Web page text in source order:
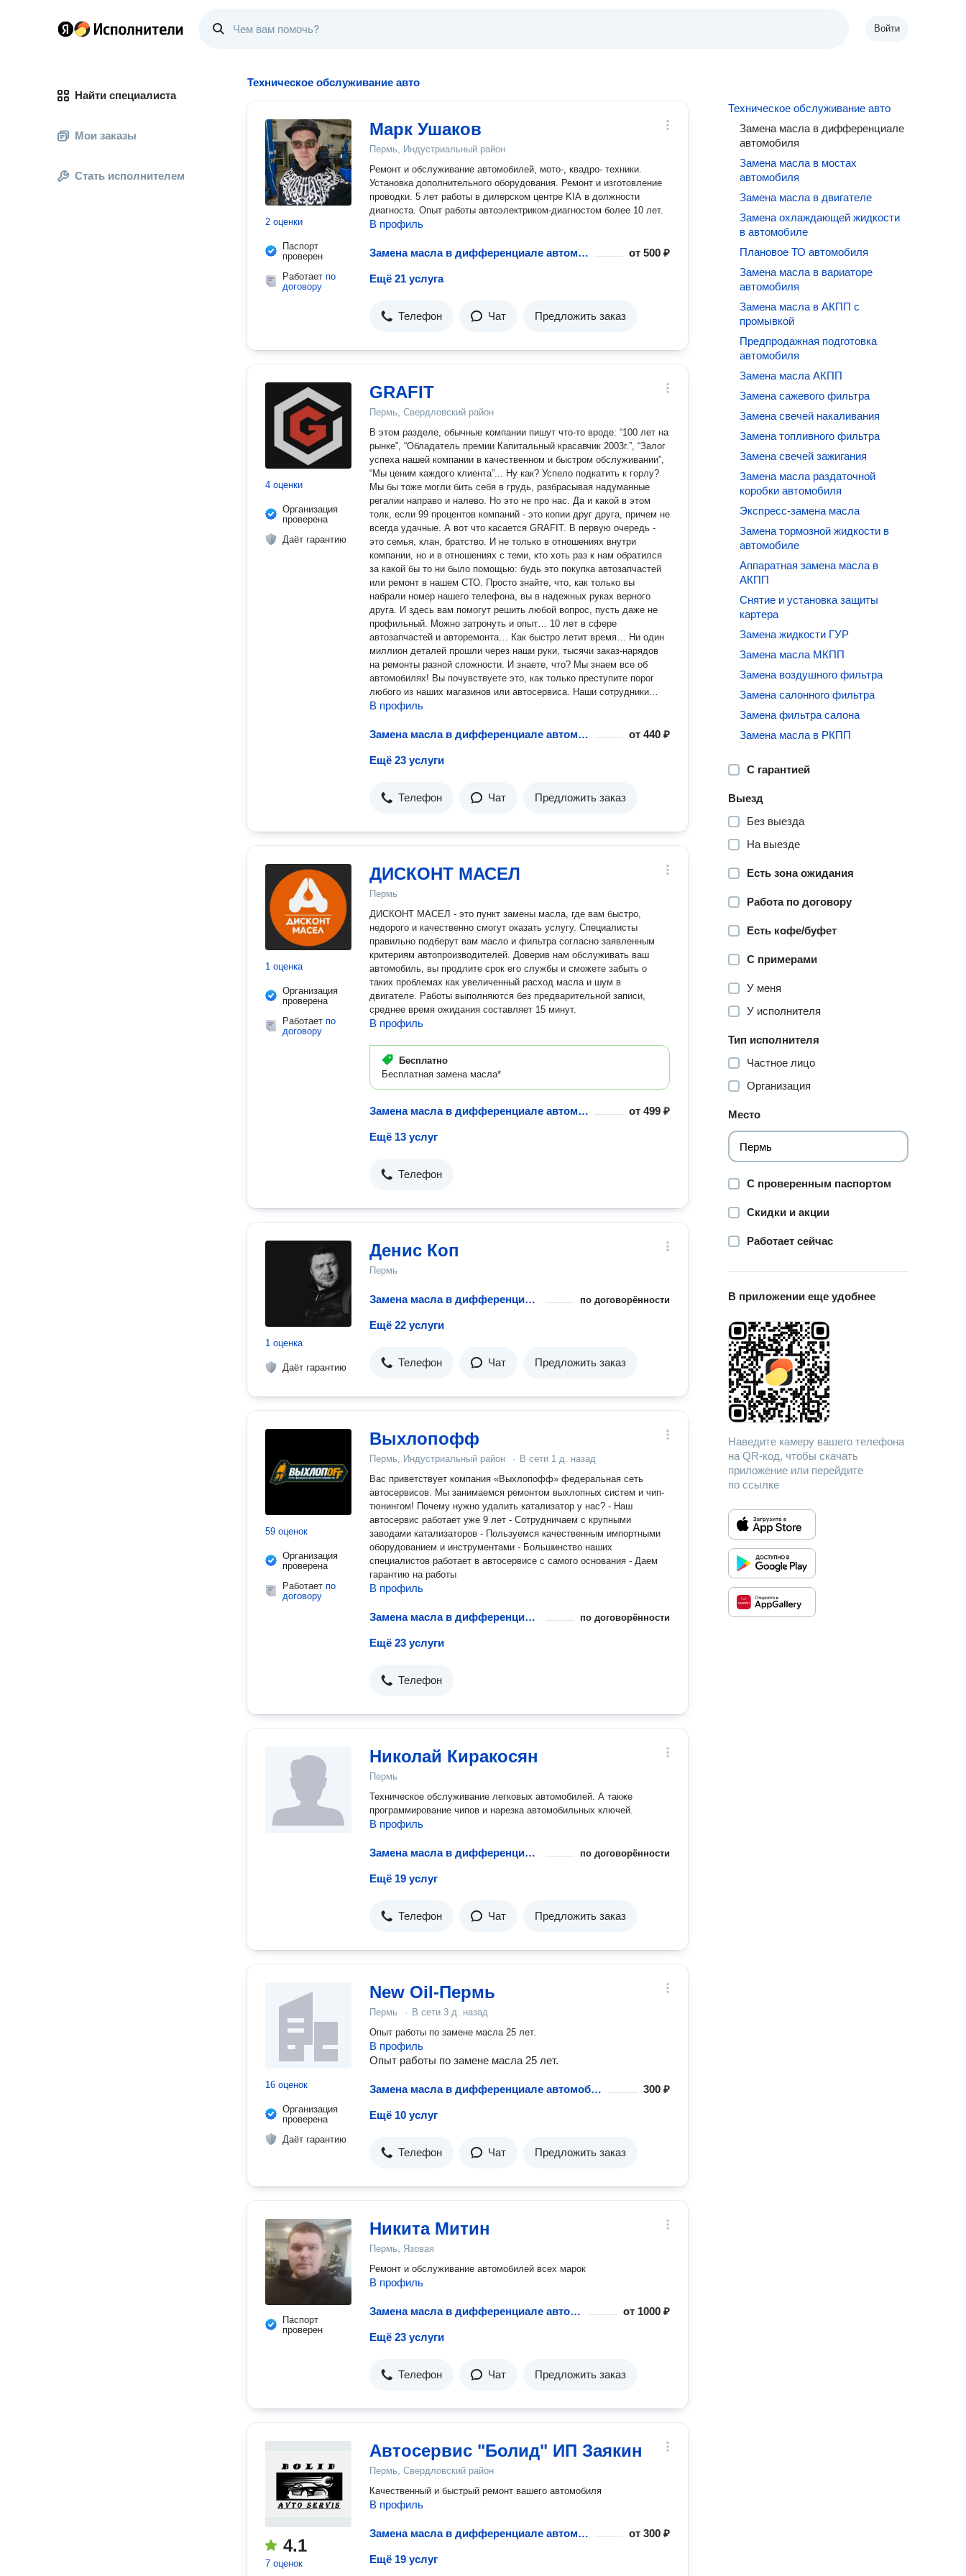
Войти
Найти специалиста
Мои заказы
Стать исполнителем
Техническое обслуживание авто
2 оценки
Паспорт
проверен
Работает по
договору
Марк Ушаков
Пермь, Индустриальный район
Ремонт и обслуживание автомобилей, мото-, квадро- техники.
Установка дополнительного оборудования. Ремонт и изготовление
проводки. 5 лет работы в дилерском центре KIA в должности
диагноста. Опыт работы автоэлектриком-диагностом более 10 лет.
В профиль
Замена масла в дифференциале автомобиля от500 ₽
Ещё 21 услуга
Телефон Чат Предложить заказ
4 оценки
Организация
проверена
Даёт гарантию
GRAFIT
Пермь, Свердловский район
В этом разделе, обычные компании пишут что-то вроде: “100 лет на
рынке”, “Обладатель премии Капитальный красавчик 2003г.”, “Залог
успеха нашей компании в качественном и быстром обслуживании”,
“Мы ценим каждого клиента”... Ну как? Успело подкатить к горлу?
Мы бы тоже могли бить себя в грудь, разбрасывая надуманные
регалии направо и налево. Но это не про нас. Да и какой в этом
толк, если 99 процентов компаний - это копии друг друга, причем не
всегда удачные. А вот что касается GRAFIT. В первую очередь -
это семья, клан, братство. И не только в отношениях внутри
компании, но и в отношениях с теми, кто хоть раз к нам обратился
за какой бы то ни было помощью: будь это покупка автозапчастей
или ремонт в нашем СТО. Просто знайте, что, как только вы
набрали номер нашего телефона, вы в надежных руках верного
друга. И здесь вам помогут решить любой вопрос, пусть даже не
профильный. Можно затронуть и опыт… 10 лет в сфере
автозапчастей и авторемонта… Как быстро летит время… Ни один
миллион деталей прошли через наши руки, тысячи заказ-нарядов
на ремонты разной сложности. И знаете, что? Мы знаем все об
автомобилях! Вы почувствуете это, как только преступите порог
любого из наших магазинов или автосервиса. Наши сотрудники
грамотно и экономично для вас, разберутся с подбором и
все разъяснят. Есть еще один момент. Набравшись опыта и
еще дальше. Сейчас одним из основных принципов нашей семьи
без повода. Наша миссия: дарить положительные эмоции
В профиль
Замена масла в дифференциале автомобиля от440 ₽
Ещё 23 услуги
Телефон Чат Предложить заказ
1 оценка
Организация
проверена
Работает по
договору
ДИСКОНТ МАСЕЛ
Пермь
ДИСКОНТ МАСЕЛ - это пункт замены масла, где вам быстро,
недорого и качественно смогут оказать услугу. Специалисты
правильно подберут вам масло и фильтра согласно заявленным
критериям автопроизводителей. Доверив нам обслуживать ваш
автомобиль, вы продлите срок его службы и сможете забыть о
таких проблемах как увеличенный расход масла и шум в
двигателе. Работы выполняются без предварительной записи,
среднее время ожидания составляет 15 минут.
В профиль
Бесплатно
Бесплатная замена масла*
Замена масла в дифференциале автомобиля от499 ₽
Ещё 13 услуг
Телефон
1 оценка
Даёт гарантию
Денис Коп
Пермь
Замена масла в дифференциале автомобиля по договорённости
Ещё 22 услуги
Телефон Чат Предложить заказ
59 оценок
Организация
проверена
Работает по
договору
Выхлопофф
Пермь, Индустриальный район · В сети 1 д. назад
Вас приветствует компания «Выхлопофф» федеральная сеть
автосервисов. Мы занимаемся ремонтом выхлопных систем и чип-
тюнингом! Почему нужно удалить катализатор у нас? - Наш
автосервис работает уже 9 лет - Сотрудничаем с крупными
заводами катализаторов - Пользуемся качественным импортными
оборудованием и инструментами - Большинство наших
специалистов работает в автосервисе с самого основания - Даем
гарантию на работы
В профиль
Замена масла в дифференциале автомобиля по договорённости
Ещё 23 услуги
Телефон
Николай Киракосян
Пермь
Техническое обслуживание легковых автомобилей. А также
программирование чипов и нарезка автомобильных ключей.
В профиль
Замена масла в дифференциале автомобиля по договорённости
Ещё 19 услуг
Телефон Чат Предложить заказ
16 оценок
Организация
проверена
Даёт гарантию
New Oil-Пермь
Пермь · В сети 3 д. назад
Опыт работы по замене масла 25 лет.
В профиль
Опыт работы по замене масла 25 лет.
Замена масла в дифференциале автомобиля 300 ₽
Ещё 10 услуг
Телефон Чат Предложить заказ
Паспорт
проверен
Никита Митин
Пермь, Язовая
Ремонт и обслуживание автомобилей всех марок
В профиль
Замена масла в дифференциале автомобиля от 1000 ₽
Ещё 23 услуги
Телефон Чат Предложить заказ
4.1
7 оценок
Автосервис "Болид" ИП Заякин
Пермь, Свердловский район
Качественный и быстрый ремонт вашего автомобиля
В профиль
Замена масла в дифференциале автомобиля от300 ₽
Ещё 19 услуг
Техническое обслуживание авто
Замена масла в дифференциале
автомобиля
Замена масла в мостах
автомобиля
Замена масла в двигателе
Замена охлаждающей жидкости
в автомобиле
Плановое ТО автомобиля
Замена масла в вариаторе
автомобиля
Замена масла в АКПП с
промывкой
Предпродажная подготовка
автомобиля
Замена масла АКПП
Замена сажевого фильтра
Замена свечей накаливания
Замена топливного фильтра
Замена свечей зажигания
Замена масла раздаточной
коробки автомобиля
Экспресс-замена масла
Замена тормозной жидкости в
автомобиле
Аппаратная замена масла в
АКПП
Снятие и установка защиты
картера
Замена жидкости ГУР
Замена масла МКПП
Замена воздушного фильтра
Замена салонного фильтра
Замена фильтра салона
Замена масла в РКПП
С гарантией
Выезд
Без выезда
На выезде
Есть зона ожидания
Работа по договору
Есть кофе/буфет
С примерами
У меня
У исполнителя
Тип исполнителя
Частное лицо
Организация
Место
С проверенным паспортом
Скидки и акции
Работает сейчас
В приложении еще удобнее
Наведите камеру вашего телефона
на QR-код, чтобы скачать
приложение или перейдите
по ссылке